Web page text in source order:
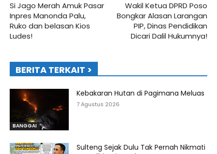
Si Jago Merah Amuk Pasar
Inpres Manonda Palu,
Ruko dan belasan Kios
Ludes!
Wakil Ketua DPRD Poso
Bongkar Alasan Larangan
PIP, Dinas Pendidikan
Dicari Dalil Hukumnya!
BERITA TERKAIT >
BANGGAI
Kebakaran Hutan di Pagimana Meluas
7 Agustus 2026
Sulteng Sejak Dulu Tak Pernah Nikmati